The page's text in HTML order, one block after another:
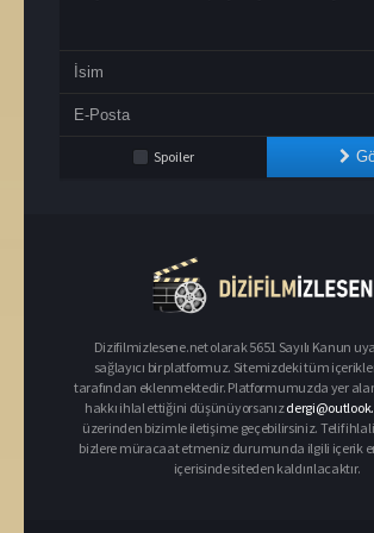
Spoiler
Dizifilmizlesene.net olarak 5651 Sayılı Kanun
sağlayıcı bir platformuz. Sitemizdeki tüm
tarafından eklenmektedir. Platformumuzda yer
hakkı ihlal ettiğini düşünüyorsanız
üzerinden bizimle iletişime geçebilirsiniz. Telif
bizlere müracaat etmeniz durumunda ilgili içerik
içerisinde siteden kaldırılacaktır.